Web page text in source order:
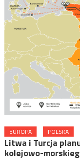
EUROPA POLSKA
Litwa i Turcja
kolejowo-